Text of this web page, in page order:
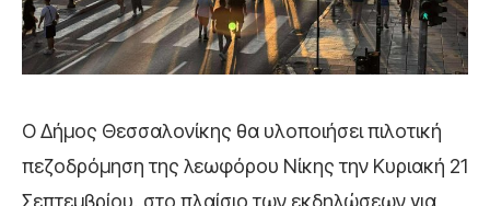
Ο Δήμος Θεσσαλονίκης θα υλοποιήσει πιλοτική
πεζοδρόμηση της λεωφόρου Νίκης την Κυριακή 21
Σεπτεμβρίου, στο πλαίσιο των εκδηλώσεων για